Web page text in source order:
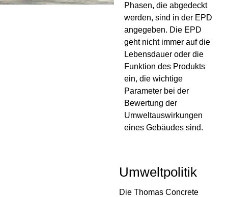
Phasen, die abgedeckt
werden, sind in der EPD
angegeben. Die EPD
geht nicht immer auf die
Lebensdauer oder die
Funktion des Produkts
ein, die wichtige
Parameter bei der
Bewertung der
Umweltauswirkungen
eines Gebäudes sind.
Umweltpolitik
Die Thomas Concrete